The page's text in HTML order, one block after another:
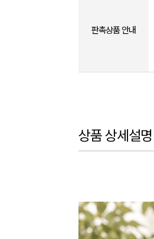
판촉상품 안내
상품 상세설명